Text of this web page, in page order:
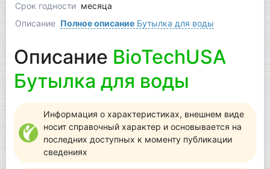
Срок годности месяца
Описание Полное описаниеБутылка для воды
Описание BioTechUSA
Бутылка для воды
Информация о характеристиках, внешнем виде
носит справочный характер и основывается на
последних доступных к моменту публикации
сведениях